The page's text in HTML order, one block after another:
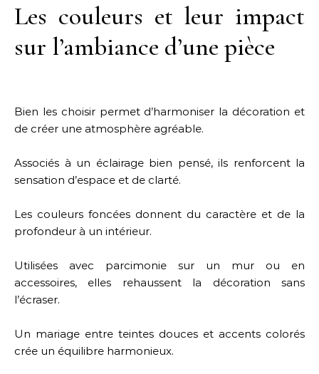
Les couleurs et leur impact
sur l’ambiance d’une pièce
Bien les choisir permet d’harmoniser la décoration et
de créer une atmosphère agréable.
Associés à un éclairage bien pensé, ils renforcent la
sensation d’espace et de clarté.
Les couleurs foncées donnent du caractère et de la
profondeur à un intérieur.
Utilisées avec parcimonie sur un mur ou en
accessoires, elles rehaussent la décoration sans
l’écraser.
Un mariage entre teintes douces et accents colorés
crée un équilibre harmonieux.